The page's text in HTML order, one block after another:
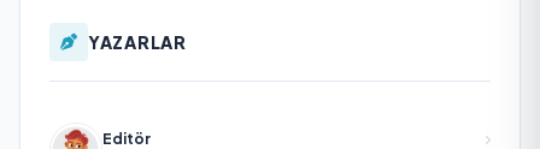
YAZARLAR
Editör